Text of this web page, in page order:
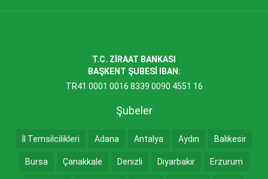
T.C. ZİRAAT BANKASI
BAŞKENT ŞUBESİ IBAN:
TR41 0001 0016 8339 0090 4551 16
Şubeler
İl Temsilcilikleri Adana Antalya Aydın Balıkesir
Bursa Çanakkale Denizli Diyarbakır Erzurum